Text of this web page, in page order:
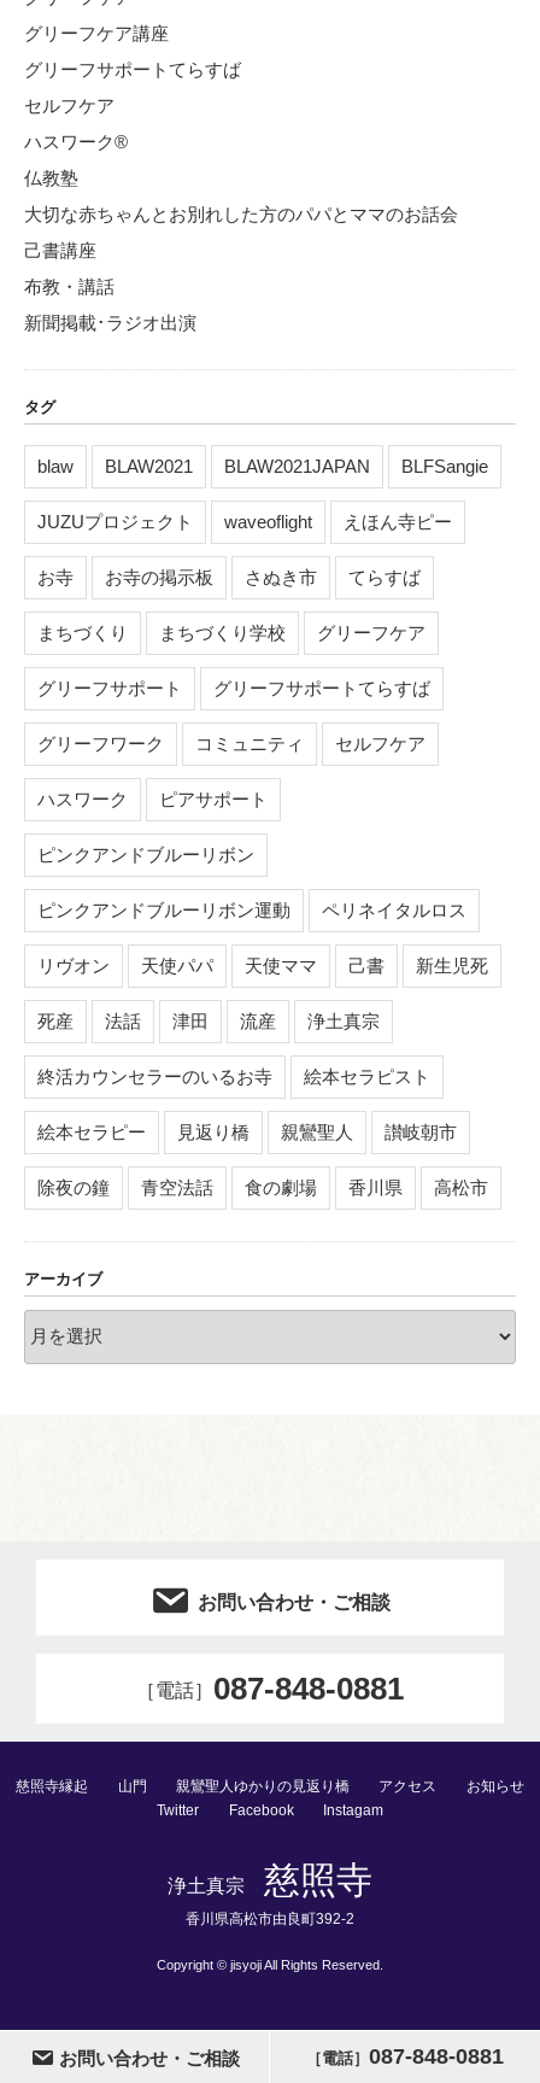
グリーフケア講座
グリーフサポートてらすば
セルフケア
ハスワーク®
仏教塾
大切な赤ちゃんとお別れした方のパパとママのお話会
己書講座
布教・講話
新聞掲載･ラジオ出演
タグ
blaw BLAW2021 BLAW2021JAPAN BLFSangie
JUZUプロジェクト waveoflight えほん寺ピー
お寺 お寺の掲示板 さぬき市 てらすば
まちづくり まちづくり学校 グリーフケア
グリーフサポート グリーフサポートてらすば
グリーフワーク コミュニティ セルフケア
ハスワーク ピアサポート
ピンクアンドブルーリボン
ピンクアンドブルーリボン運動 ペリネイタルロス
リヴオン 天使パパ 天使ママ 己書 新生児死
死産 法話 津田 流産 浄土真宗
終活カウンセラーのいるお寺 絵本セラピスト
絵本セラピー 見返り橋 親鸞聖人 讃岐朝市
除夜の鐘 青空法話 食の劇場 香川県 高松市
アーカイブ
ー
お問い合わせ・ご相談
［電話］ 087-848-0881
慈照寺縁起 山門 親鸞聖人ゆかりの見返り橋 アクセス
お知らせ
Twitter
Facebook Instagam
浄⼟真宗 慈照寺
⾹川県⾼松市由良町392-2
Copyright © jisyoji All Rights Reserved.
お問い合わせ・ご相談 ［電話］ 087-848-0881